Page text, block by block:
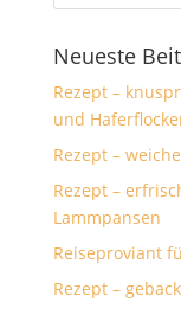
Neueste
Rezept –
und
Rezept –
Rezept –
Lammpansen
Reiseproviant
Rezept –